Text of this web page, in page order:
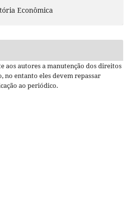
Econômica
aos autores a manutenção dos direitos
no entanto eles devem repassar
ao periódico.